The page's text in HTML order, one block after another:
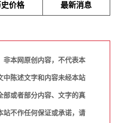
价格 最新消息
非本网原创内容，不代表本
中陈述文字和内容未经本站
部或者部分内容、文字的真
站不作任何保证或承诺，请